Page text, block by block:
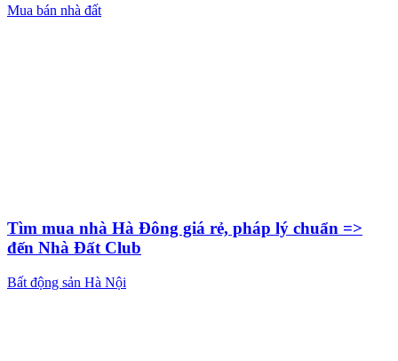
Mua bán nhà đất
Tìm mua nhà Hà Đông giá rẻ, pháp lý chuẩn =>
đến Nhà Đất Club
Bất động sản Hà Nội